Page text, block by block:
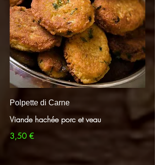
Polpette di Carne
Viande hachée porc et veau
3,50 €